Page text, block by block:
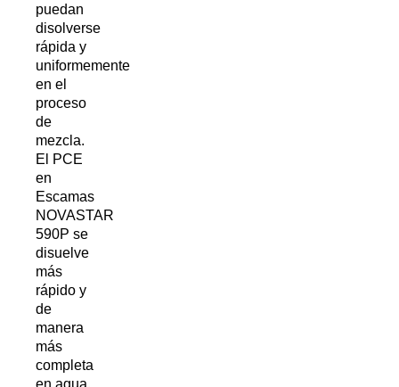
puedan
disolverse
rápida y
uniformemente
en el
proceso
de
mezcla.
El PCE
en
Escamas
NOVASTAR
590P se
disuelve
más
rápido y
de
manera
más
completa
en agua,